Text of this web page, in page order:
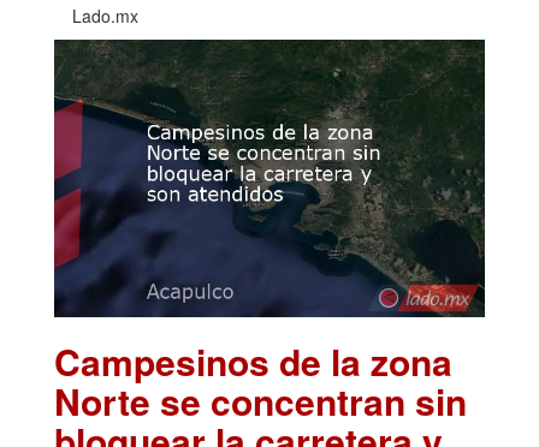
Lado.mx
Campesinos de la zona
Norte se concentran sin